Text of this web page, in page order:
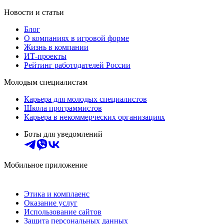
Новости и статьи
Блог
О компаниях в игровой форме
Жизнь в компании
ИТ-проекты
Рейтинг работодателей России
Молодым специалистам
Карьера для молодых специалистов
Школа программистов
Карьера в некоммерческих организациях
Боты для уведомлений
Мобильное приложение
Этика и комплаенс
Оказание услуг
Использование сайтов
Защита персональных данных